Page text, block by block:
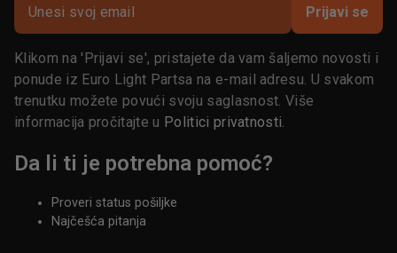
Prijavi se
Klikom na 'Prijavi se', pristajete da vam šaljemo novosti i
ponude iz Euro Light Partsa na e-mail adresu. U svakom
trenutku možete povući svoju saglasnost. Više
informacija pročitajte u Politici privatnosti.
Da li ti je potrebna pomoć?
Proveri status pošiljke
Najčešća pitanja